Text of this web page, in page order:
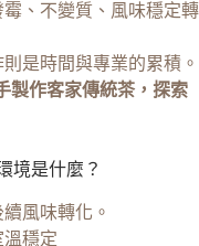
、不變質、風味穩定轉
是時間與專業的累積。
製作客家傳統茶，探索
境是什麼？
風味轉化。
穩定